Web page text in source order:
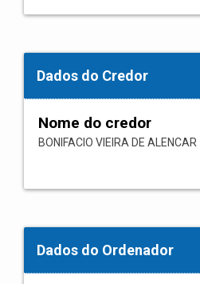
Dados do Credor
Nome do credor
BONIFACIO VIEIRA DE ALENCAR
Dados do Ordenador